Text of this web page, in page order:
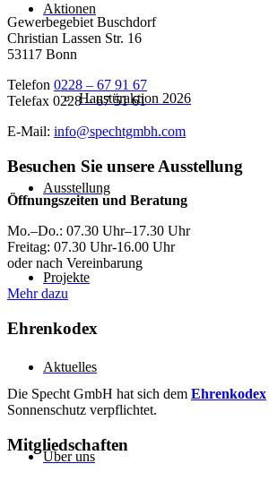
Aktionen
Haustüraktion 2026
Ausstellung
Projekte
Aktuelles
Über uns
Gewerbegebiet Buschdorf
Christian Lassen Str. 16
53117 Bonn
Telefon 0228 – 67 91 67
Telefax 0228 – 67 51 61
E-Mail: info@spechtgmbh.com
Besuchen Sie unsere Ausstellung
Öffnungszeiten und Beratung
Mo.–Do.: 07.30 Uhr–17.30 Uhr
Freitag: 07.30 Uhr-16.00 Uhr
oder nach Vereinbarung
Mehr dazu
Ehrenkodex
Die Specht GmbH hat sich dem Ehrenkodex
Sonnenschutz verpflichtet.
Mitgliedschaften